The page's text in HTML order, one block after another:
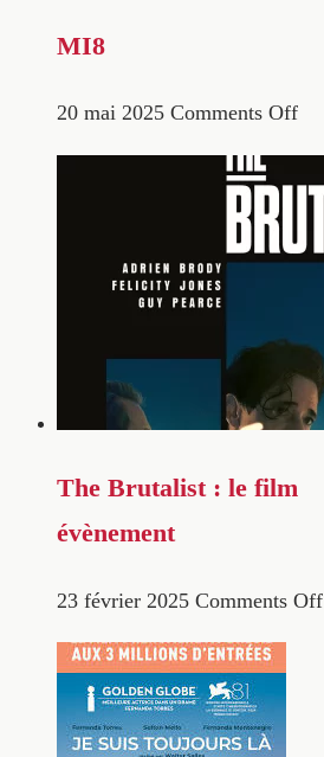
MI8
20 mai 2025 Comments Off
The Brutalist : le film
évènement
23 février 2025 Comments Off